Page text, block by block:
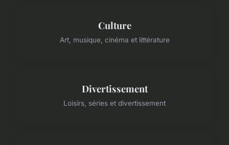
Culture
Art, musique, cinéma et littérature
Divertissement
Loisirs, séries et divertissement